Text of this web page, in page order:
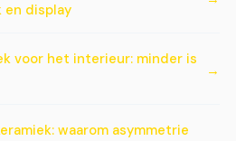
display
voor het interieur: minder is
waarom asymmetrie